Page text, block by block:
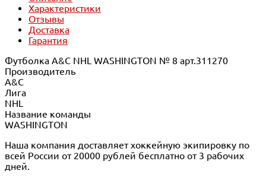
Характеристики
Отзывы
Доставка
Гарантия
Футболка A&C NHL WASHINGTON № 8 арт.311270
Производитель
A&C
Лига
NHL
Название команды
WASHINGTON
Наша компания доставляет хоккейную экипировку по
всей России от 20000 рублей бесплатно от 3 рабочих
дней.